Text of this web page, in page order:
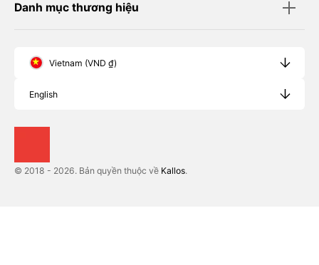
Danh mục thương hiệu
Vietnam (VND ₫)
English
© 2018 - 2026. Bản quyền thuộc về Kallos.